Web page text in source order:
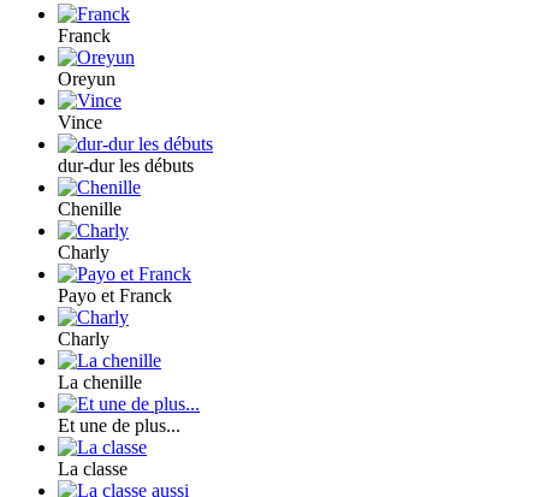
Franck
Oreyun
Vince
dur-dur les débuts
Chenille
Charly
Payo et Franck
Charly
La chenille
Et une de plus...
La classe